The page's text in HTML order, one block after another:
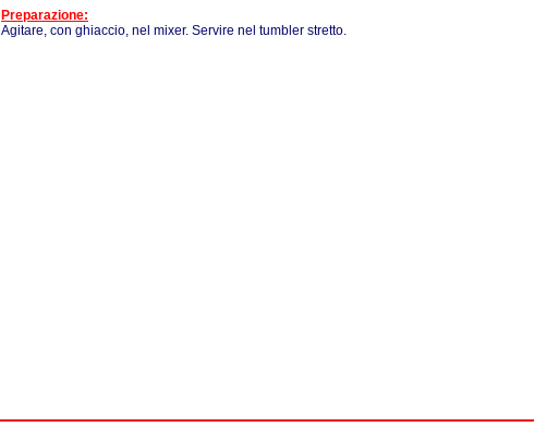
Preparazione:
Agitare, con ghiaccio, nel mixer. Servire nel tumbler stretto.